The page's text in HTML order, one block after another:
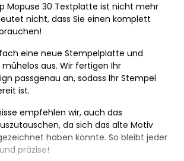
Mopuse 30 Textplatte ist nicht mehr
nicht, dass Sie einen komplett
eine neue Stempelplatte und
aus. Wir fertigen Ihr
passgenau an, sodass Ihr Stempel
ist.
empfehlen wir, auch das
da sich das alte Motiv
haben könnte. So bleibt jeder
präzise!